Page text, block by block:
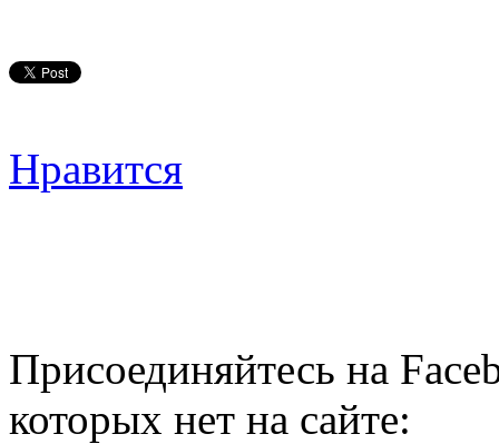
Нравится
Присоединяйтесь на
которых нет на сайте: